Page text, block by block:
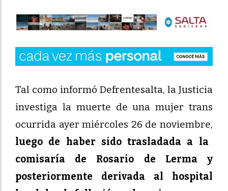
Tal como informó Defrentesalta, la Justicia
investiga la muerte de una mujer trans
ocurrida ayer miércoles 26 de noviembre,
luego de haber sido trasladada a la
comisaría de Rosario de Lerma y
posteriormente derivada al hospital